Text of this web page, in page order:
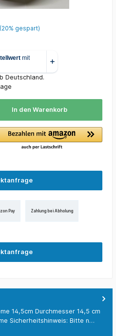
(20% gespart)
Deutschland.
In den Warenkorb
Pay Zahlung bei Abholung
14,5cm Durchmesser 14,5 cm
Sicherheitshinweis: Bitte n…